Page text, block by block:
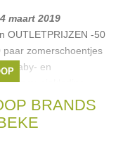
maart 2019
OUTLETPRIJZEN -50
zomerschoentjes
baby- en
communiekleding
kurris, Simonetta
BRANDS